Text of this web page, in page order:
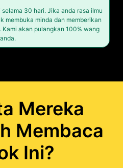
30 hari. Jika anda rasa ilmu
membuka minda dan memberikan
akan pulangkan 100% wang
anda.
Mereka
Membaca
Ini?